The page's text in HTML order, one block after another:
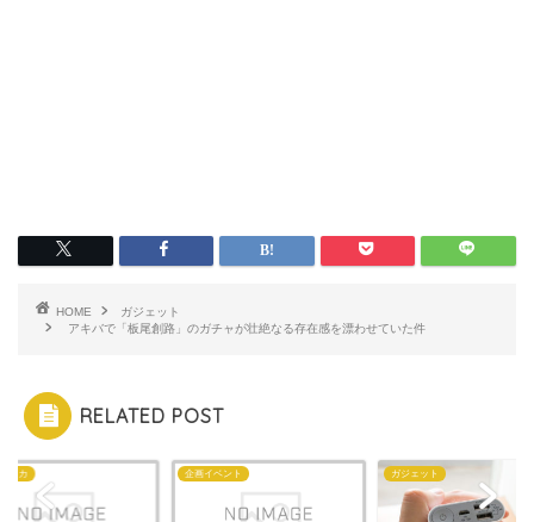
HOME
ガジェット
アキバで「板尾創路」のガチャが壮絶なる存在感を漂わせていた件
RELATED POST
スカ 企画イベント ガジェット